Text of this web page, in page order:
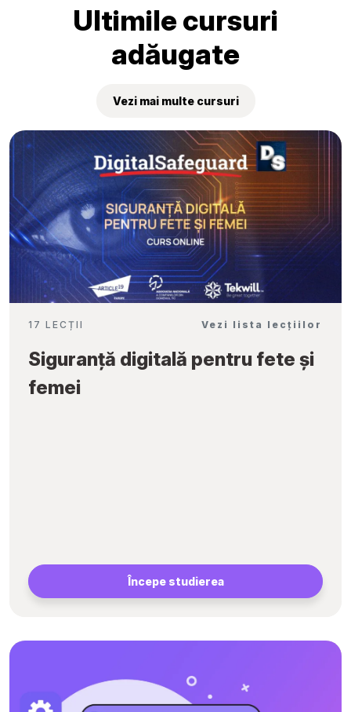
Ultimile cursuri
adăugate
Vezi mai multe cursuri
17 LECȚII Vezi lista lecțiilor
Siguranță digitală pentru fete și
femei
Începe studierea